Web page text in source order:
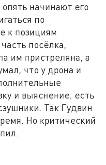
начинают его
по
к позициям
посёлка,
им пристреляна, а
что у дрона и
и выяснение, есть
Так Гудвин
Но критический